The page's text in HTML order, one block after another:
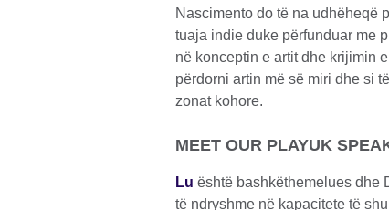
Nascimento do të na udhëheqë
tuaja indie duke përfunduar me
në konceptin e artit dhe krijimin
përdorni artin më së miri dhe si
zonat kohore.
MEET OUR PLAYUK
Lu është bashkëthemelues dhe
të ndryshme në kapacitete të